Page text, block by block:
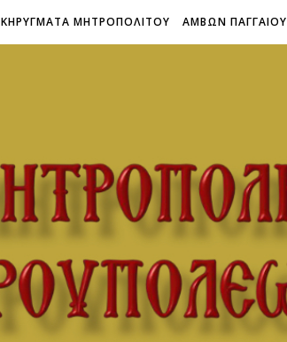
ΚΗΡΥΓΜΑΤΑ ΜΗΤΡΟΠΟΛΙΤΟΥ ΑΜΒΩΝ ΠΑΓΓΑΙΟΥ